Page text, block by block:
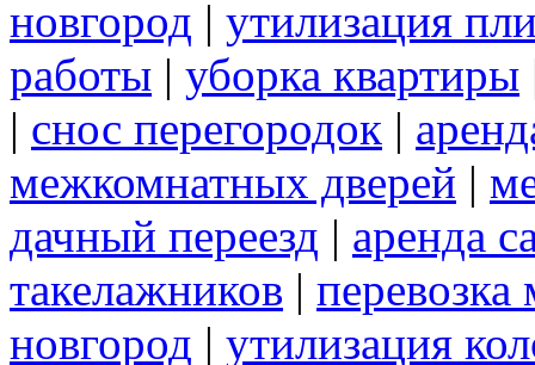
новгород | утилизация
работы | уборка квартиры
| снос перегородок |
межкомнатных дверей |
дачный переезд | аренда
такелажников |
новгород | утилизация